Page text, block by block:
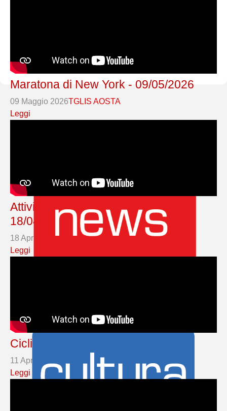
Maratona di New York - 09/05/2026
09 Maggio 2026TGLIS AOSTA
Leggi
Attivismo ambientale GenZ -
18/04/2026
18 Aprile 2026
TGLIS AOSTA
Leggi
Ciclismo - 11/04/2026
11 Aprile 2026
TGLIS AOSTA
Leggi